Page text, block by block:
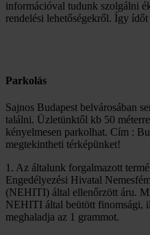
információval tudunk szolgálni
rendelési lehetőségekről. Így
Parkolás
Sajnos Budapest belvárosában
találni. Üzletünktől kb 50
kényelmesen parkolhat. Cím :
megtekintheti térképünket!
1. Az általunk forgalmazott
Engedélyezési Hivatal
(NEHITI) által ellenőrzött áru.
NEHITI által beütött finomsági,
meghaladja az 1 grammot.